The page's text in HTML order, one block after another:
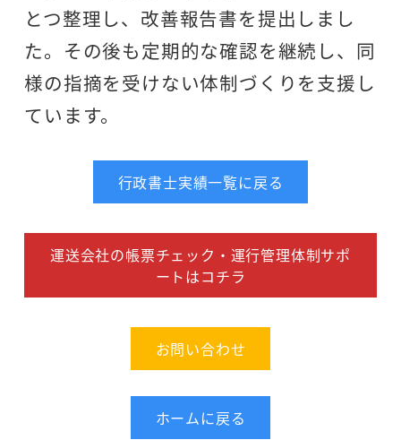
とつ整理し、改善報告書を提出しまし
た。その後も定期的な確認を継続し、同
様の指摘を受けない体制づくりを支援し
ています。
行政書士実績一覧に戻る
運送会社の帳票チェック・運行管理体制サポ
ートはコチラ
お問い合わせ
ホームに戻る